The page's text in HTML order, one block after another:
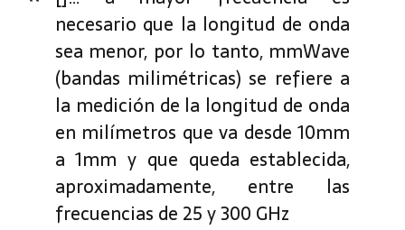
necesario que la longitud de onda
sea menor, por lo tanto, mmWave
(bandas milimétricas) se refiere a
la medición de la longitud de onda
en milímetros que va desde 10mm
a 1mm y que queda establecida,
aproximadamente, entre las
frecuencias de 25 y 300 GHz